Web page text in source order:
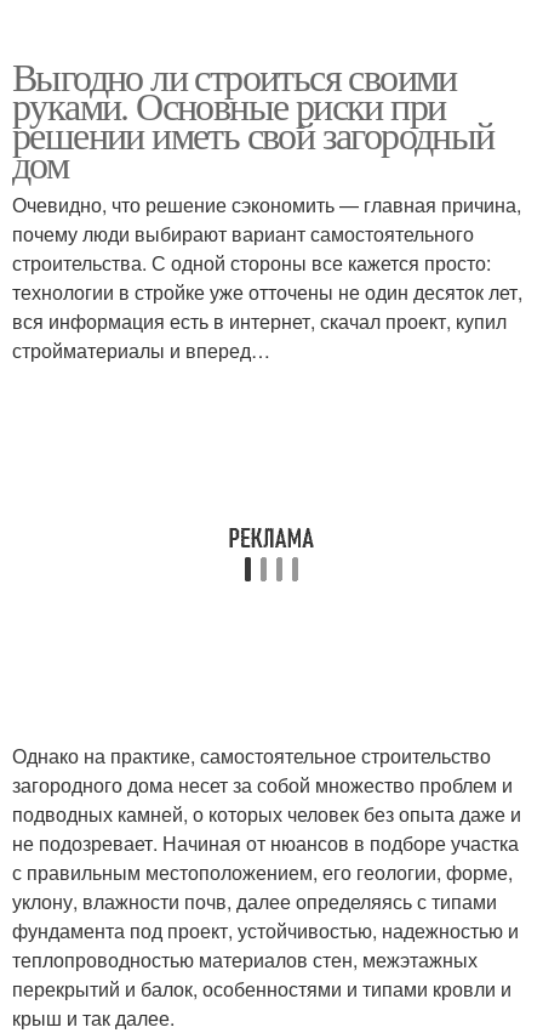
Выгодно ли строиться своими
руками. Основные риски при
решении иметь свой загородный
дом
Очевидно, что решение сэкономить — главная причина,
почему люди выбирают вариант самостоятельного
строительства. С одной стороны все кажется просто:
технологии в стройке уже отточены не один десяток лет,
вся информация есть в интернет, скачал проект, купил
стройматериалы и вперед…
Однако на практике, самостоятельное строительство
загородного дома несет за собой множество проблем и
подводных камней, о которых человек без опыта даже и
не подозревает. Начиная от нюансов в подборе участка
с правильным местоположением, его геологии, форме,
уклону, влажности почв, далее определяясь с типами
фундамента под проект, устойчивостью, надежностью и
теплопроводностью материалов стен, межэтажных
перекрытий и балок, особенностями и типами кровли и
крыш и так далее.